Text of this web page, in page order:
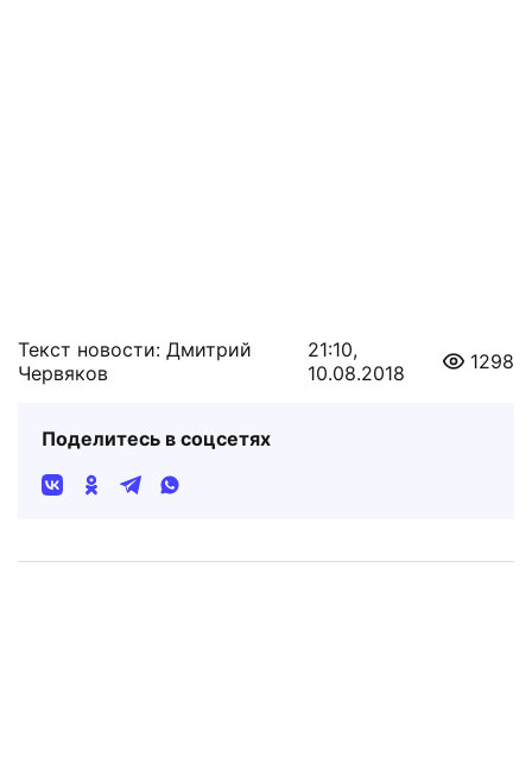
Текст новости: Дмитрий
Червяков
21:10,
10.08.2018
1298
Поделитесь в соцсетях